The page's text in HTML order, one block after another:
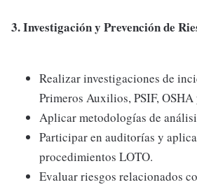
3. Investigación y Prevención de
Realizar investigaciones de
Primeros Auxilios, PSIF, OSHA
Aplicar metodologías de
Participar en auditorías y
procedimientos LOTO.
Evaluar riesgos relacionados